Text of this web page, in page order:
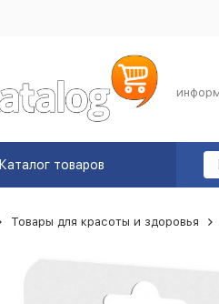
Каталог товаров
Товары для красоты и здоровья